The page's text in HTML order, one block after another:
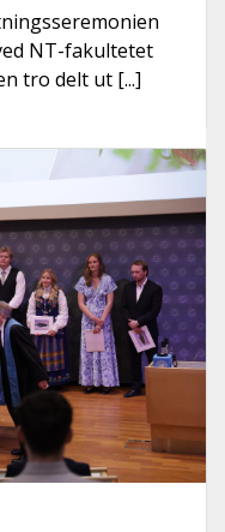
NT-fakultetet
tro delt ut [...]